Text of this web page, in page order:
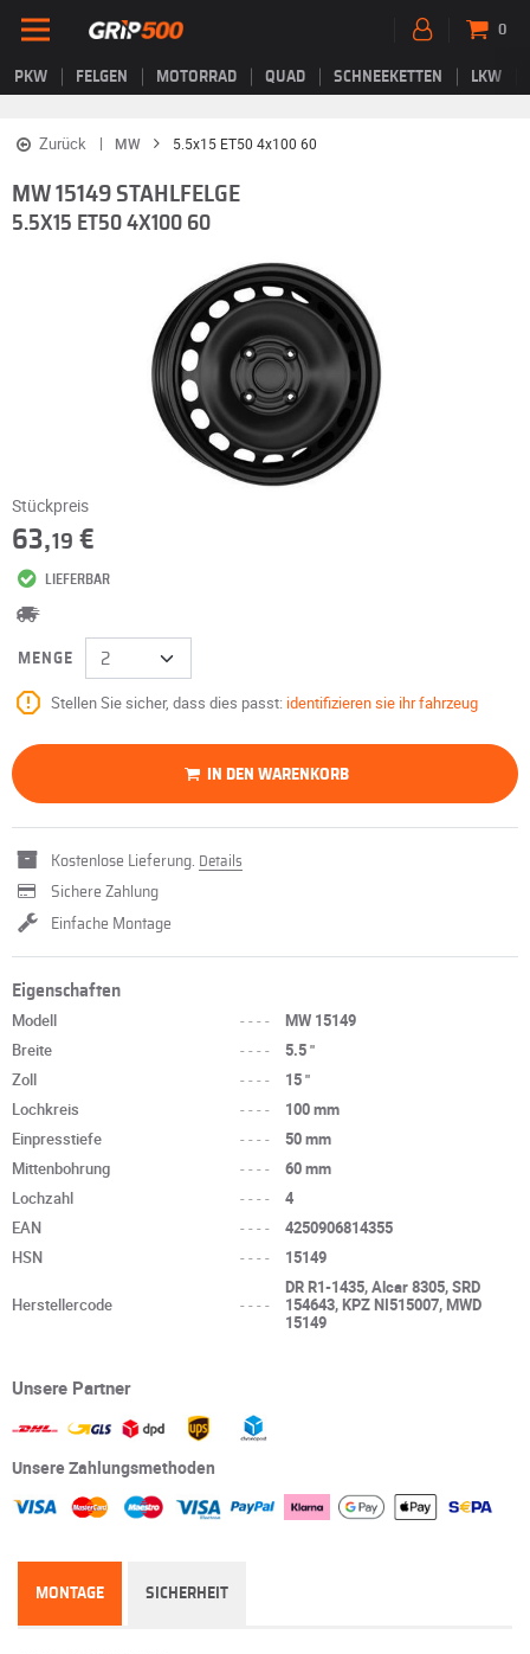
PKW FELGEN MOTORRAD QUAD SCHNEEKETTEN LKW
0
Zurück MW 5.5x15 ET50 4x100 60
MW 15149 STAHLFELGE
5.5X15 ET50 4X100 60
Stückpreis
63,19 €
LIEFERBAR
MENGE
Stellen Sie sicher, dass dies passt: identifizieren sie ihr fahrzeug
IN DEN WARENKORB
Kostenlose Lieferung. Details
Sichere Zahlung
Einfache Montage
Eigenschaften
Modell ----
MW 15149
Breite
----
5.5 "
Zoll
----
15 "
Lochkreis
----
100 mm
Einpresstiefe
----
50 mm
Mittenbohrung
----
60 mm
Lochzahl
----
4
EAN
----
4250906814355
HSN
---- 15149
Herstellercode ----
DR R1-1435, Alcar 8305, SRD
154643, KPZ NI515007, MWD
15149
Unsere Partner
Unsere Zahlungsmethoden
MONTAGE SICHERHEIT